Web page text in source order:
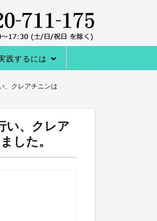
践するには
、クレアチニンは
い、クレア
した。